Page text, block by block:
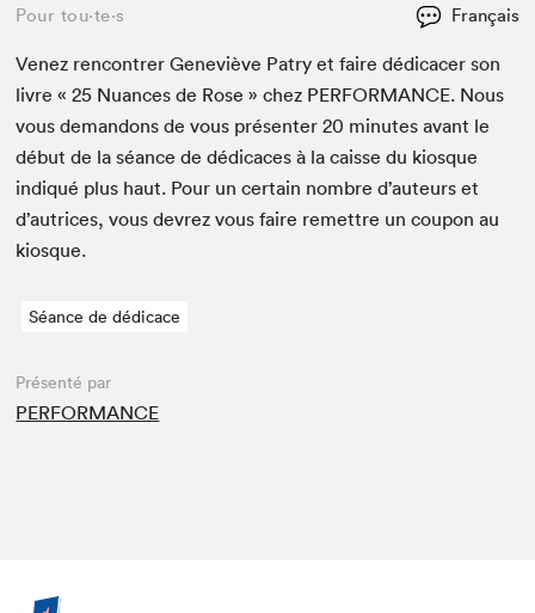
Pour tou⋅te⋅s Français
Venez ren­con­tr­er Geneviève Patry et faire dédi­cac­er son
livre «25 Nuances de Rose » chez PER­FOR­MANCE. Nous
vous deman­dons de vous présen­ter20 min­utes avant le
début de la séance de dédi­caces à la caisse du kiosque
indiqué plus haut. Pour un cer­tain nom­bre d’auteurs et
d’autrices, vous devrez vous faire remet­tre un coupon au
kiosque.
Séance de dédicace
Présenté par
PERFORMANCE